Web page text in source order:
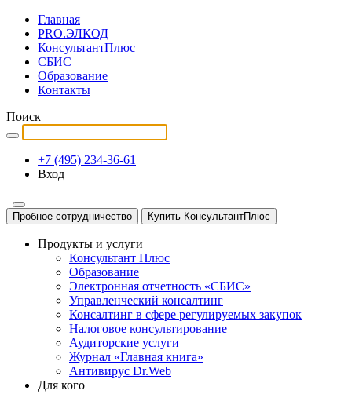
Главная
PRO.ЭЛКОД
КонсультантПлюс
СБИС
Образование
Контакты
Поиск
+7 (495) 234-36-61
Вход
Пробное сотрудничество Купить КонсультантПлюс
Продукты и услуги
Консультант Плюс
Образование
Электронная отчетность «СБИС»
Управленческий консалтинг
Консалтинг в сфере регулируемых закупок
Налоговое консультирование
Аудиторские услуги
Журнал «Главная книга»
Антивирус Dr.Web
Для кого